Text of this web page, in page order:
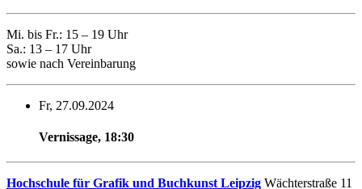
Mi. bis Fr.: 15 – 19 Uhr
Sa.: 13 – 17 Uhr
sowie nach Vereinbarung
Fr, 27.09.2024
Vernissage, 18:30
Hochschule für Grafik und Buchkunst Leipzig Wächterstraße 11